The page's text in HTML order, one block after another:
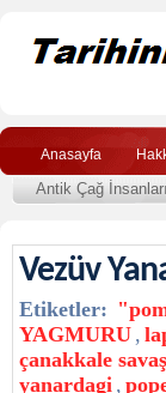
Anasayfa
Antik Çağ İnsanları
Vezüv
Etiketler:
YAGMURU ,
çanakkale
yanardagi ,